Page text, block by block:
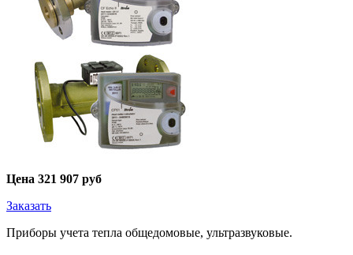
Цена 321 907 руб
Заказать
Приборы учета тепла общедомовые, ультразвуковые.